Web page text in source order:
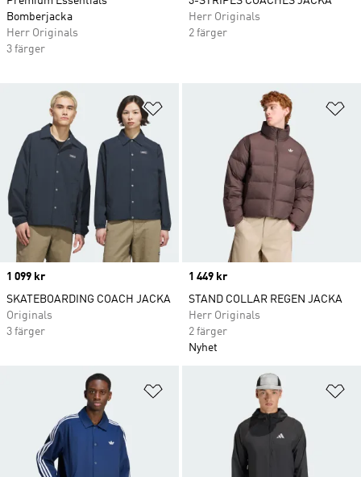
Bomberjacka
Herr Originals
3 färger
Herr Originals
2 färger
Lägg till på önskelistan
Price
1 099 kr
SKATEBOARDING COACH JACKA
Originals
3 färger
Price
1 449 kr
STAND COLLAR REGEN JACKA
Herr Originals
2 färger
Nyhet
Lägg till på önskelistan